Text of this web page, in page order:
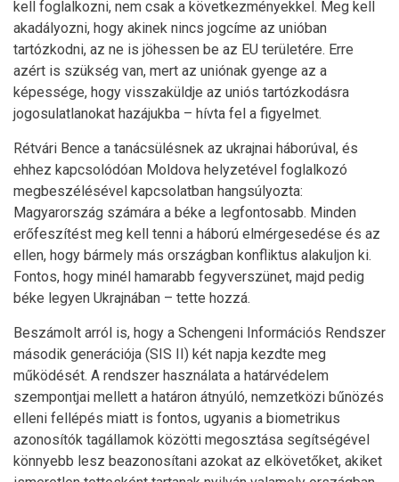
kell foglalkozni, nem csak a következményekkel. Meg kell
akadályozni, hogy akinek nincs jogcíme az unióban
tartózkodni, az ne is jöhessen be az EU területére. Erre
azért is szükség van, mert az uniónak gyenge az a
képessége, hogy visszaküldje az uniós tartózkodásra
jogosulatlanokat hazájukba – hívta fel a figyelmet.
Rétvári Bence a tanácsülésnek az ukrajnai háborúval, és
ehhez kapcsolódóan Moldova helyzetével foglalkozó
megbeszélésével kapcsolatban hangsúlyozta:
Magyarország számára a béke a legfontosabb. Minden
erőfeszítést meg kell tenni a háború elmérgesedése és az
ellen, hogy bármely más országban konfliktus alakuljon ki.
Fontos, hogy minél hamarabb fegyverszünet, majd pedig
béke legyen Ukrajnában – tette hozzá.
Beszámolt arról is, hogy a Schengeni Információs Rendszer
második generációja (SIS II) két napja kezdte meg
működését. A rendszer használata a határvédelem
szempontjai mellett a határon átnyúló, nemzetközi bűnözés
elleni fellépés miatt is fontos, ugyanis a biometrikus
azonosítók tagállamok közötti megosztása segítségével
könnyebb lesz beazonosítani azokat az elkövetőket, akiket